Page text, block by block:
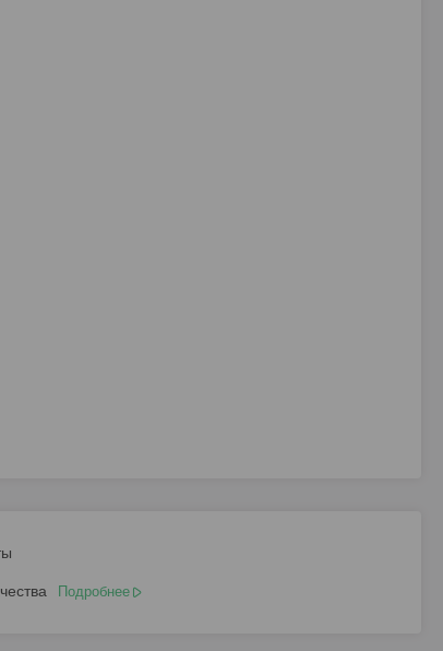
Подробнее